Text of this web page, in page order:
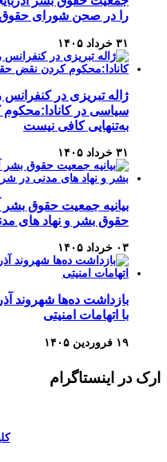
را در صحن شورای
۳۱ خرداد ۱۴۰۵
ژاله تبریزی در کنفرانس
سیاسی در
به‌تنهایی کافی نیست
۳۱ خرداد ۱۴۰۵
بیانیه جمعیت حقوق بشر
حقوق بشر و نهاد های
۰۳ خرداد ۱۴۰۵
بازداشت ده‌ها شهروند
با اتهامات امنیتی
۱۹ فروردین ۱۴۰۵
ارک در اینستاگرام